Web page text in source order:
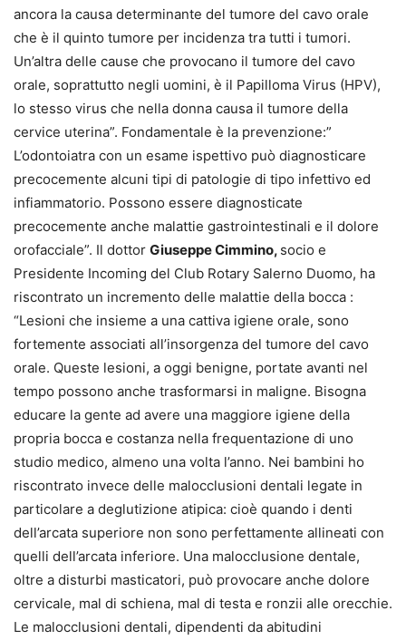
ancora la causa determinante del tumore del cavo orale
che è il quinto tumore per incidenza tra tutti i tumori.
Un’altra delle cause che provocano il tumore del cavo
orale, soprattutto negli uomini, è il Papilloma Virus (HPV),
lo stesso virus che nella donna causa il tumore della
cervice uterina”. Fondamentale è la prevenzione:”
L’odontoiatra con un esame ispettivo può diagnosticare
precocemente alcuni tipi di patologie di tipo infettivo ed
infiammatorio. Possono essere diagnosticate
precocemente anche malattie gastrointestinali e il dolore
orofacciale”. Il dottor Giuseppe Cimmino, socio e
Presidente Incoming del Club Rotary Salerno Duomo, ha
riscontrato un incremento delle malattie della bocca :
“Lesioni che insieme a una cattiva igiene orale, sono
fortemente associati all’insorgenza del tumore del cavo
orale. Queste lesioni, a oggi benigne, portate avanti nel
tempo possono anche trasformarsi in maligne. Bisogna
educare la gente ad avere una maggiore igiene della
propria bocca e costanza nella frequentazione di uno
studio medico, almeno una volta l’anno. Nei bambini ho
riscontrato invece delle malocclusioni dentali legate in
particolare a deglutizione atipica: cioè quando i denti
dell’arcata superiore non sono perfettamente allineati con
quelli dell’arcata inferiore. Una malocclusione dentale,
oltre a disturbi masticatori, può provocare anche dolore
cervicale, mal di schiena, mal di testa e ronzii alle orecchie.
Le malocclusioni dentali, dipendenti da abitudini